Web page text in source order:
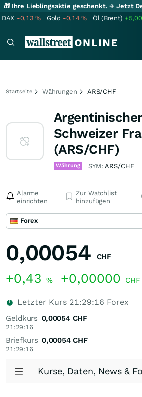
🎁 Ihre Lieblingsaktie geschenkt.→ Jetzt
DAX -0,13% Gold -0,14% Öl (Brent)
Startseite Währungen ARS/CHF
Schweizer
(ARS/CHF)
Währung SYM:ARS/CHF
Alarme
einrichten
Zur Watchlist
hinzufügen
Forex
0,00054 CHF
+0,43 % +0,00000 CHF
Letzter Kurs 21:29:16 Forex
Geldkurs
21:29:16
0,00054 CHF
Briefkurs
21:29:16
0,00054 CHF
Kurse, Daten, News &